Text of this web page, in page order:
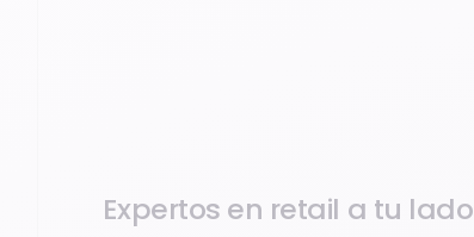
Expertos en retail a tu lado